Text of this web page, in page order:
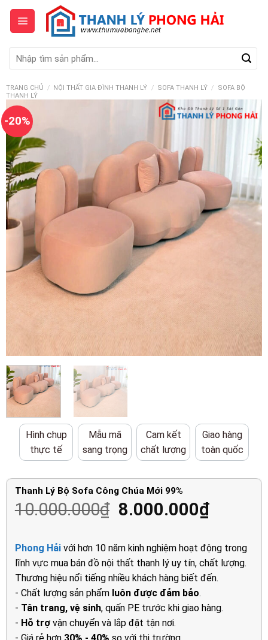
Skip
content
kiếm:
TRANG CHỦ / NỘI THẤT GIA ĐÌNH THANH LÝ / SOFA THANH LÝ /
SOFA BỘ
THANH LÝ
-20%
Hình chụp
thực tế
Mẫu mã
sang trọng
Cam kết
chất lượng
Giao hàng
toàn quốc
Thanh Lý Bộ Sofa Công Chúa Mới 99%
10.000.000₫ Giá
là:
10.000.000₫.
8.000.000₫Giá
tại
là:
Phong Hảivới hơn 10 năm kinh nghiệm hoạt động trong
lĩnh vực mua bán đồ nội thất thanh lý uy tín, chất lượng.
Thương hiệu nổi tiếng nhiều khách hàng biết đến.
- Chất lượng sản phẩm luôn được đảm bảo.
- Tân trang, vệ sinh, quấn PE trước khi giao hàng.
- Hỗ trợvận chuyển và lắp đặt tận nơi.
- Giá rẻ hơn 30% - 40% so với thị trường.